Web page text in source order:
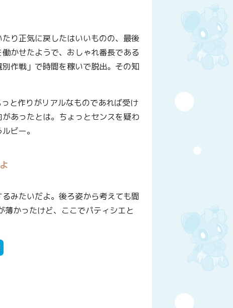
り正気に戻したはいいものの、最後
かせたようで、おしゃれ番長である
作戦」で時間を稼いで脱出。その知
と作りがリアルなものであれば受け
あったとは。ちょっとセンスを疑わ
ビー。
みたいだよ。後ろ姿から考えても間
薄かったけど、ここでパティシエと